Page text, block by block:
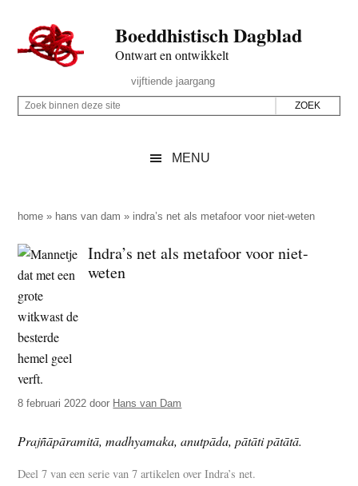
naar
de
inhoud
secondary
naar
de
sidebar
naar
de
Boeddhistisch Dagblad
Ontwart en ontwikkelt
Rechts
vijftiende jaargang
Z
p
d
e
z
e
s
i
t
e
Z
i
n
e
n
d
e
z
e
s
t
MENU
home » hans van dam » indra’s net als metafoor voor niet-weten
Indra’s net als metafoor voor niet-
weten
8 februari 2022 door Hans van Dam
Prajñāpāramitā, madhyamaka, anutpāda, pātāti pātātā.
Deel 7 van een serie van 7 artikelen over Indra’s net.